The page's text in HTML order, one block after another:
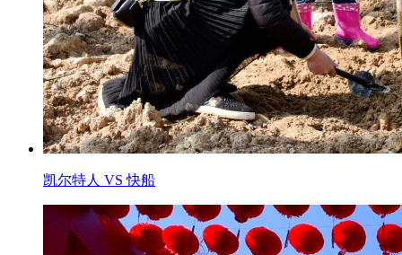
凯尔特人 VS 快船